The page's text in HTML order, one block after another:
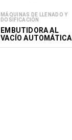
MÁQUINAS DE LLENADO Y
DOSIFICACIÓN
EMBUTIDORA AL
VACÍO AUTOMÁTICA
GAVF